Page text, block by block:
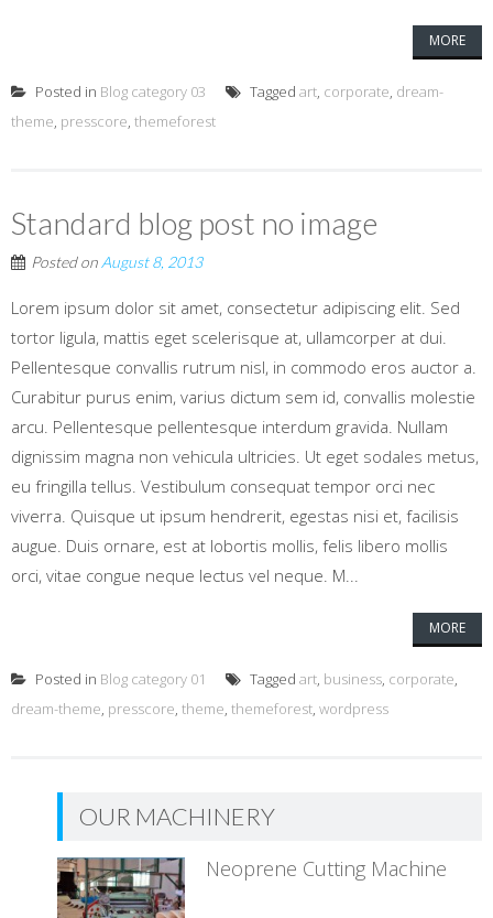
MORE
Posted in Blog category 03 Tagged art, corporate, dream-
theme, presscore, themeforest
Standard blog post no image
Posted on August 8, 2013
Lorem ipsum dolor sit amet, consectetur adipiscing elit. Sed
tortor ligula, mattis eget scelerisque at, ullamcorper at dui.
Pellentesque convallis rutrum nisl, in commodo eros auctor a.
Curabitur purus enim, varius dictum sem id, convallis molestie
arcu. Pellentesque pellentesque interdum gravida. Nullam
dignissim magna non vehicula ultricies. Ut eget sodales metus,
eu fringilla tellus. Vestibulum consequat tempor orci nec
viverra. Quisque ut ipsum hendrerit, egestas nisi et, facilisis
augue. Duis ornare, est at lobortis mollis, felis libero mollis
orci, vitae congue neque lectus vel neque. M...
MORE
Posted in Blog category 01 Tagged art, business, corporate,
dream-theme, presscore, theme, themeforest, wordpress
OUR MACHINERY
Neoprene Cutting Machine